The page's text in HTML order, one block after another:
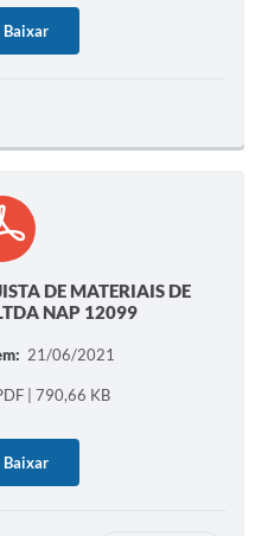
Baixar
DE MATERIAIS DE
NAP 12099
21/06/2021
| 790,66 KB
Baixar